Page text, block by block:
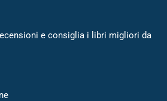
e consiglia i libri migliori da